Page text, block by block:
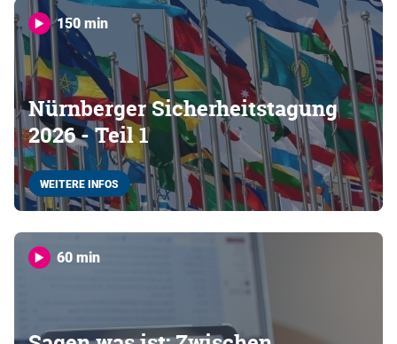
150 min
Nürnberger Sicherheitstagung
2026 - Teil 1
WEITERE INFOS
60 min